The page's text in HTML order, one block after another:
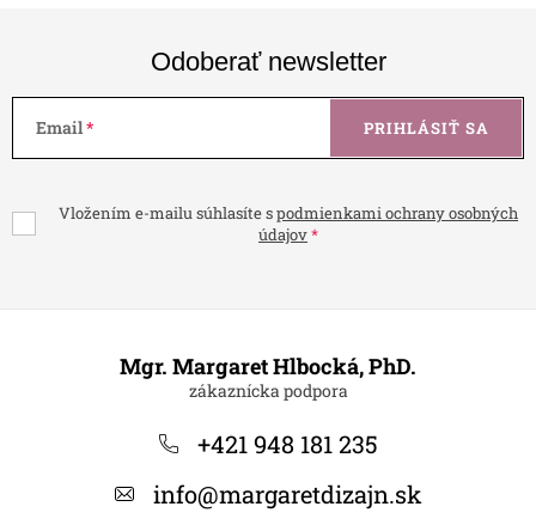
Odoberať newsletter
Email
Vložením e-mailu súhlasíte spodmienkami ochrany osobných
údajov
PRIHLÁSIŤ SA
Mgr. Margaret Hlbocká, PhD.
+421 948 181 235
info@margaretdizajn.sk